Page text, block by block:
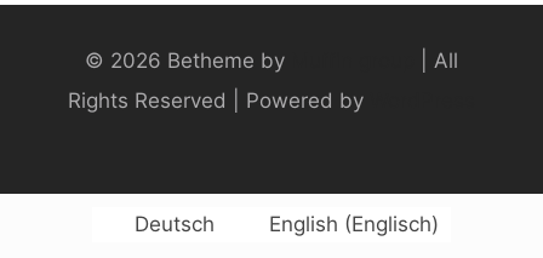
© 2026 Betheme by
| All
Rights Reserved | Powered by
Deutsch English (Englisch)